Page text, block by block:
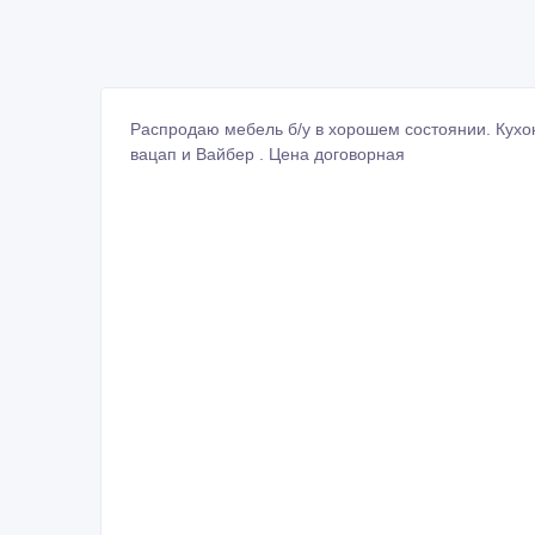
Распродаю мебель б/у в хорошем состоянии.
вацап и Вайбер . Цена договорная